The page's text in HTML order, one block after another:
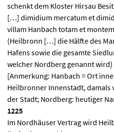
schenkt dem Kloster Hirsau
[…] dimidium mercatum et
villam Hanbach totam et
(Heilbronn […] die Hälfte des
Hafens sowie die gesamte
welcher Nordberg genannt wird)
[Anmerkung: Hanbach = Ort
Heilbronner Innenstadt,
der Stadt; Nordberg: heutiger
1225
Im Nordhäuser Vertrag wird